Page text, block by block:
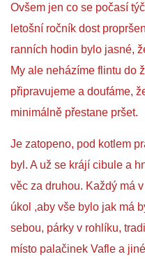
FOTOALBUM
VIDEA
INTERNÍ SEKCE
Ovšem jen co se počasí
letošní ročník dost
ranních hodin bylo jasné,
My ale neházíme flintu do
připravujeme a doufáme,
minimálně přestane pršet.
Je zatopeno, pod kotlem
byl. A už se krájí cibule a
věc za druhou. Každý má
úkol ,aby vše bylo jak má
sebou, párky v rohlíku,
místo palačinek Vafle a